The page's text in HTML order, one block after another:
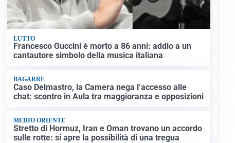
LUTTO
Francesco Guccini è morto a 86 anni: addio a un
cantautore simbolo della musica italiana
BAGARRE
Caso Delmastro, la Camera nega l’accesso alle
chat: scontro in Aula tra maggioranza e opposizioni
MEDIO ORIENTE
Stretto di Hormuz, Iran e Oman trovano un accordo
sulle rotte: si apre la possibilità di una tregua